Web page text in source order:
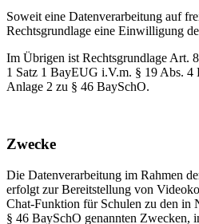
Soweit eine Datenverarbeitung auf
Rechtsgrundlage eine Einwilligung
Im Übrigen ist Rechtsgrundlage Art.
1 Satz 1 BayEUG i.V.m. § 19 Abs.
Anlage 2 zu § 46 BaySchO.
Zwecke
Die Datenverarbeitung im Rahmen
erfolgt zur Bereitstellung von
Chat-Funktion für Schulen zu den in
§ 46 BaySchO genannten Zwecken,